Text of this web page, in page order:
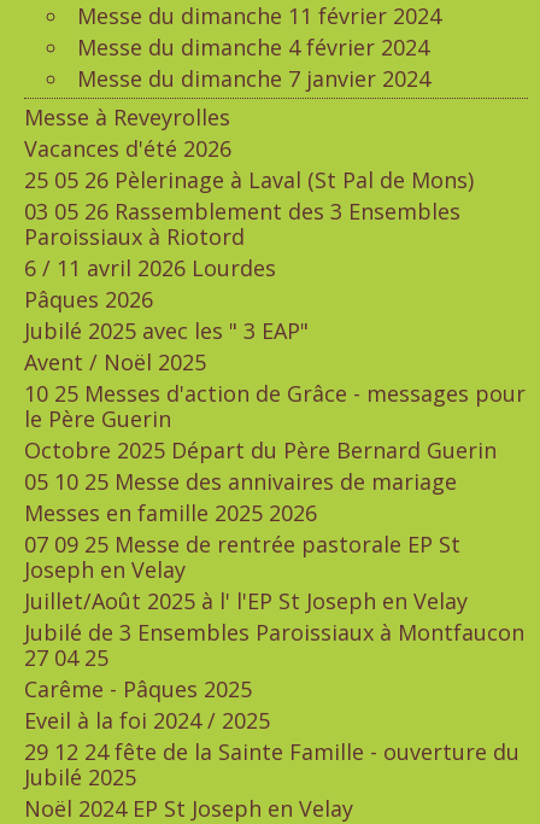
Messe du dimanche 11 février 2024
Messe du dimanche 4 février 2024
Messe du dimanche 7 janvier 2024
Messe à Reveyrolles
Vacances d'été 2026
25 05 26 Pèlerinage à Laval (St Pal de Mons)
03 05 26 Rassemblement des 3 Ensembles
Paroissiaux à Riotord
6 / 11 avril 2026 Lourdes
Pâques 2026
Jubilé 2025 avec les " 3 EAP"
Avent / Noël 2025
10 25 Messes d'action de Grâce - messages pour
le Père Guerin
Octobre 2025 Départ du Père Bernard Guerin
05 10 25 Messe des annivaires de mariage
Messes en famille 2025 2026
07 09 25 Messe de rentrée pastorale EP St
Joseph en Velay
Juillet/Août 2025 à l' l'EP St Joseph en Velay
Jubilé de 3 Ensembles Paroissiaux à Montfaucon
27 04 25
Carême - Pâques 2025
Eveil à la foi 2024 / 2025
29 12 24 fête de la Sainte Famille - ouverture du
Jubilé 2025
Noël 2024 EP St Joseph en Velay